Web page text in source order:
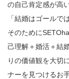
の自己肯定感が高
「結婚はゴールで
そのために
己理解＋婚活＋結
りの価値観を大切
ナーを見つけるお